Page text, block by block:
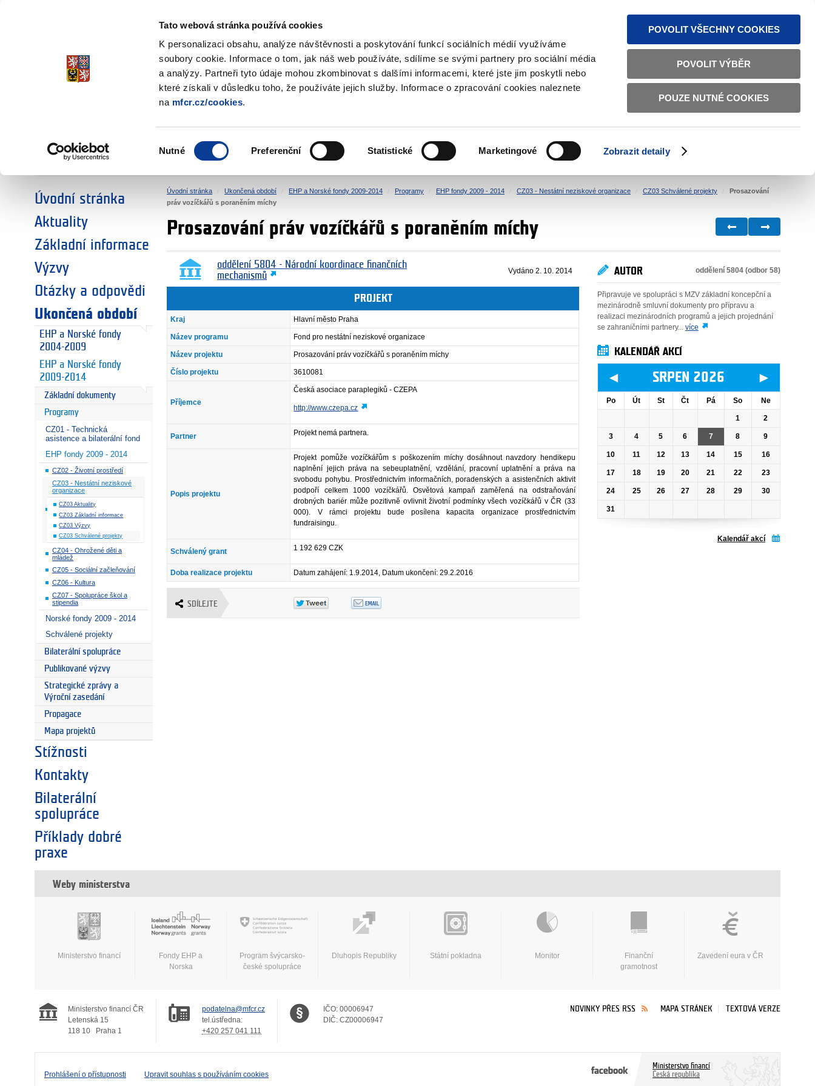
Tato webová stránka používá cookies
K personalizaci obsahu, analýze návštěvnosti a poskytování funkcí sociálních médií využíváme
soubory cookie. Informace o tom, jak náš web používáte, sdílíme se svými partnery pro sociální média
a analýzy. Partneři tyto údaje mohou zkombinovat s dalšími informacemi, které jste jim poskytli nebo
které získali v důsledku toho, že používáte jejich služby. Informace o zpracování cookies naleznete
na mfcr.cz/cookies.
souhlasu
Nutné Preferenční Statistické Marketingové Zobrazit detaily
POVOLIT VŠECHNY COOKIES
POVOLIT VÝBĚR
POUZE NUTNÉ COOKIES
TEXTOVÁ VERZE ČESKY ENGLISH
Fondy EHP a Norska
ZVOLTE SI OBLAST:
SOCIÁLNÍ DIALOG ŽIVOTNÍ PROSTŘEDÍ LIDSKÁ PRÁVA SPRAVEDLNOST VNITŘNÍ VĚCI BILATERÁLNÍ SPOLUPRÁCE
Úvodní stránka
Aktuality
Základní informace
Výzvy
Otázky a odpovědi
Ukončená období
EHP a Norské fondy
2004-2009
EHP a Norské fondy
2009-2014
Základní dokumenty
Programy
CZ01 - Technická
asistence a bilaterální fond
EHP fondy 2009 - 2014
CZ02 - Životní prostředí
CZ03 - Nestátní neziskové
organizace
CZ03 Aktuality
CZ03 Základní informace
CZ03 Výzvy
CZ03 Schválené projekty
CZ04 - Ohrožené děti a
mládež
CZ05 - Sociální začleňování
CZ06 - Kultura
CZ07 - Spolupráce škol a
stipendia
Norské fondy 2009 - 2014
Schválené projekty
Bilaterální spolupráce
Publikované výzvy
Strategické zprávy a
Výroční zasedání
Propagace
Mapa projektů
Stížnosti
Kontakty
Bilaterální
spolupráce
Příklady dobré
praxe
Úvodní stránka Ukončená období EHP a Norské fondy 2009-2014 Programy EHP fondy 2009 - 2014 CZ03 - Nestátní neziskové organizace CZ03 Schválené projekty
Prosazování
práv vozíčkářů s poraněním míchy
Prosazování práv vozíčkářů s poraněním míchy
oddělení 5804 - Národní koordinace finančních
mechanismů
Vydáno 2. 10. 2014
PROJEKT
Kraj Hlavní město Praha
Název programu Fond pro nestátní neziskové organizace
Název projektu Prosazování práv vozíčkářů s poraněním míchy
Číslo projektu 3610081
Příjemce
Česká asociace paraplegiků - CZEPA
http://www.czepa.cz
Partner Projekt nemá partnera.
Popis projektu
Projekt pomůže vozíčkářům s poškozením míchy dosáhnout navzdory hendikepu
naplnění jejich práva na sebeuplatnění, vzdělání, pracovní uplatnění a práva na
svobodu pohybu. Prostřednictvím informačních, poradenských a asistenčních aktivit
podpoří celkem 1000 vozíčkářů. Osvětová kampaň zaměřená na odstraňování
drobných bariér může pozitivně ovlivnit životní podmínky všech vozíčkářů v ČR (33
000). V rámci projektu bude posílena kapacita organizace prostřednictvím
fundraisingu.
Schválený grant 1 192 629 CZK
Doba realizace projektu Datum zahájení: 1.9.2014, Datum ukončení: 29.2.2016
SDÍLEJTE
AUTOR oddělení 5804 (odbor 58)
Připravuje ve spolupráci s MZV základní koncepční a
mezinárodně smluvní dokumenty pro přípravu a
realizaci mezinárodních programů a jejich projednání
se zahraničními partnery... více
KALENDÁŘ AKCÍ
◄ SRPEN 2026 ►
Po Út St Čt Pá So Ne
1 2
3 4 5 6 7 8 9
10 11 12 13 14 15 16
17 18 19 20 21 22 23
24 25 26 27 28 29 30
31
Kalendář akcí
Weby ministerstva
Ministerstvo financí
Fondy EHP a
Norska
Program švýcarsko-
české spolupráce
Dluhopis Republiky Státní pokladna Monitor
Finanční
gramotnost
Zavedení eura v ČR
Ministerstvo financí ČR
Letenská 15
118 10
Praha 1
podatelna@mfcr.cz
tel.ústředna:
+420 257 041 111
IČO: 00006947
DIČ: CZ00006947
NOVINKY PŘES RSS MAPA STRÁNEK TEXTOVÁ VERZE
Prohlášení o přístupnosti Upravit souhlas s používáním cookies
Ministerstvo financí
Česká republika